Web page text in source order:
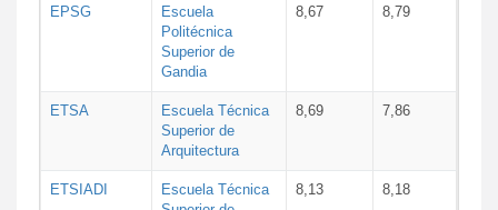
EPSG
Escuela
Politécnica
Superior de
Gandia
8,67 8,79
ETSA
Escuela Técnica
Superior de
Arquitectura
8,69 7,86
ETSIADI
Escuela Técnica
8,13 8,18